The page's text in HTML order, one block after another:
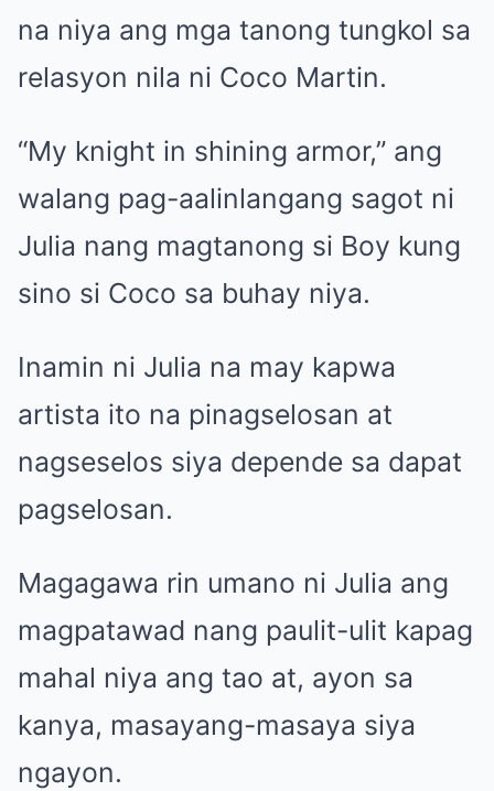
na niya ang mga tanong tungkol sa
relasyon nila ni Coco Martin.
“My knight in shining armor,” ang
walang pag-aalinlangang sagot ni
Julia nang magtanong si Boy kung
sino si Coco sa buhay niya.
Inamin ni Julia na may kapwa
artista ito na pinagselosan at
nagseselos siya depende sa dapat
pagselosan.
Magagawa rin umano ni Julia ang
magpatawad nang paulit-ulit kapag
mahal niya ang tao at, ayon sa
kanya, masayang-masaya siya
ngayon.